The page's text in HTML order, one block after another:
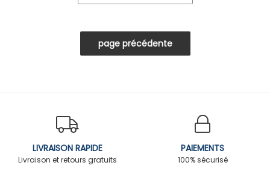
LIVRAISON RAPIDE
Livraison et retours gratuits
PAIEMENTS
100% sécurisé